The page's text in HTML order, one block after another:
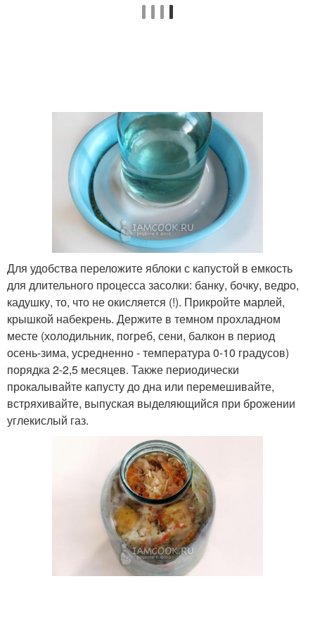
Для удобства переложите яблоки с капустой в емкость
для длительного процесса засолки: банку, бочку, ведро,
кадушку, то, что не окисляется (!). Прикройте марлей,
крышкой набекрень. Держите в темном прохладном
месте (холодильник, погреб, сени, балкон в период
осень-зима, усредненно - температура 0-10 градусов)
порядка 2-2,5 месяцев. Также периодически
прокалывайте капусту до дна или перемешивайте,
встряхивайте, выпуская выделяющийся при брожении
углекислый газ.